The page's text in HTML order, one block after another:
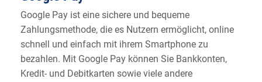
Google Pay ist eine sichere und bequeme
Zahlungsmethode, die es Nutzern ermöglicht, online
schnell und einfach mit ihrem Smartphone zu
bezahlen. Mit Google Pay können Sie Bankkonten,
Kredit- und Debitkarten sowie viele andere